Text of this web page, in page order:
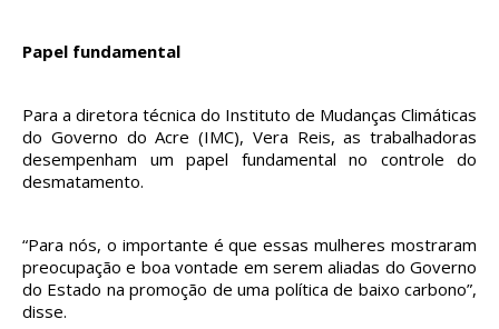
Papel fundamental
Para a diretora técnica do Instituto de Mudanças Climáticas
do Governo do Acre (IMC), Vera Reis, as trabalhadoras
desempenham um papel fundamental no controle do
desmatamento.
“Para nós, o importante é que essas mulheres mostraram
preocupação e boa vontade em serem aliadas do Governo
do Estado na promoção de uma política de baixo carbono”,
disse.